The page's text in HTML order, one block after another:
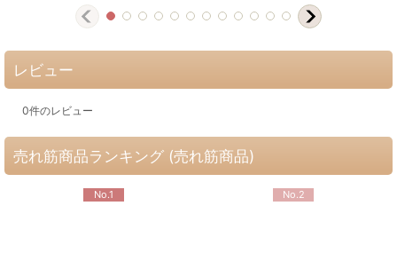
レビュー
0件のレビュー
売れ筋商品ランキング (売れ筋商品)
No.1 No.2